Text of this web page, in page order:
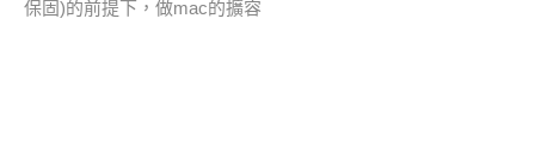
保固)的前提下，做mac的擴容